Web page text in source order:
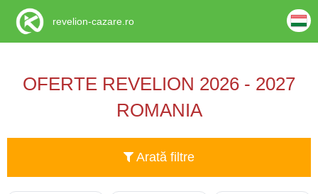
OFERTE REVELION 2026 - 2027
ROMANIA
Arată filtre
revelion-cazare.ro